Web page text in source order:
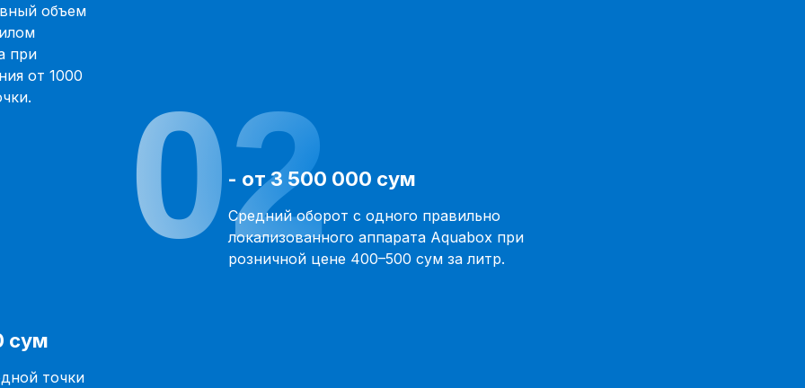
объем
при
от 1000
- от 3 500 000 сум
Средний оборот с одного правильно
локализованного аппарата Aquabox при
розничной цене 400–500 сум за литр.
02
сум
точки